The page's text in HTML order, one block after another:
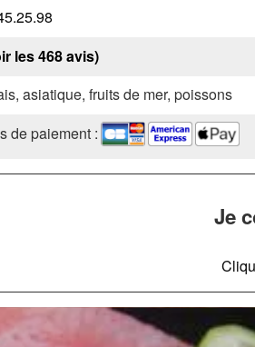
les 468 avis)
asiatique, fruits de mer, poissons
de paiement :
Je